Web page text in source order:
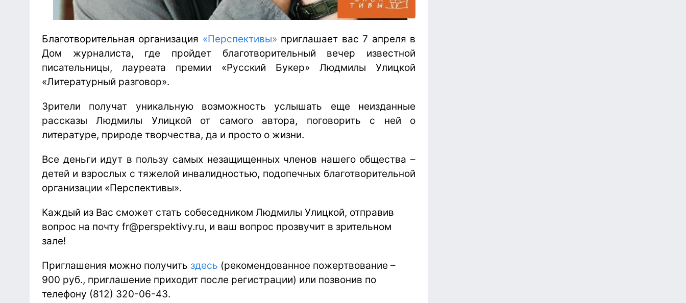
Благотворительная организация «Перспективы» приглашает вас 7 апреля в
Дом журналиста, где пройдет благотворительный вечер известной
писательницы, лауреата премии «Русский Букер» Людмилы Улицкой
«Литературный разговор».
Зрители получат уникальную возможность услышать еще неизданные
рассказы Людмилы Улицкой от самого автора, поговорить с ней о
литературе, природе творчества, да и просто о жизни.
Все деньги идут в пользу самых незащищенных членов нашего общества –
детей и взрослых с тяжелой инвалидностью, подопечных благотворительной
организации «Перспективы».
Каждый из Вас сможет стать собеседником Людмилы Улицкой, отправив
вопрос на почту fr@perspektivy.ru, и ваш вопрос прозвучит в зрительном
зале!
Приглашения можно получить здесь (рекомендованное пожертвование –
900 руб., приглашение приходит после регистрации) или позвонив по
телефону (812) 320-06-43.